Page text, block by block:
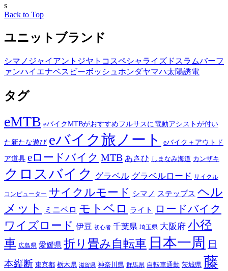
s
Back to Top
ユニットブランド
シマノ ジャイアント ジヤトコ スペシャライズド スラムバーフ
ァンハイエナベスビーボッシュ ホンダヤマハ太陽誘電
タグ
eMTB eバイクMTBがおすすめフルサスに電動アシストが付い
た新たな遊び eバイク旅ノート
eバイク＋アウトド
ア道具 eロードバイク MTB あさひ しまなみ海道 カンザキ
クロスバイク グラベル グラベルロード サイクル
コンピューター サイクルモード シマノ ステップス ヘル
メット
ミニベロ モトベロ ライト
ロードバイク
ワイズロード 伊豆 初心者 千葉県 埼玉県 大阪府 小径
車 広島県 愛媛県 折り畳み自転車 日本一周
日
本縦断 東京都 栃木県 滋賀県 神奈川県 群馬県 自転車通勤 茨城県 藤